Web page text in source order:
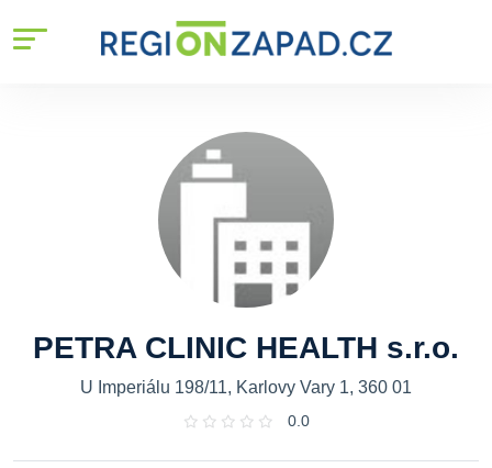
PETRA CLINIC HEALTH s.r.o.
U Imperiálu 198/11, Karlovy Vary 1, 360 01
0.0